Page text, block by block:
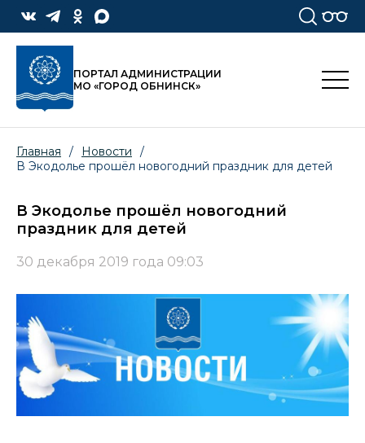
ПОРТАЛ АДМИНИСТРАЦИИ
МО «ГОРОД ОБНИНСК»
Главная / Новости
/
В Экодолье прошёл новогодний праздник для детей
В Экодолье прошёл новогодний
праздник для детей
30 декабря 2019 года 09:03